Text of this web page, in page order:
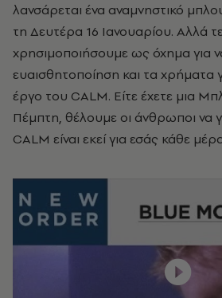
λανσάρεται ένα αναμνηστικό
τη Δευτέρα 16 Ιανουαρίου. Αλλά
χρησιμοποιήσουμε ως όχημα για
ευαισθητοποίηση και τα χρήματα
έργο του CALM. Είτε έχετε μια
Πέμπτη, θέλουμε οι άνθρωποι να
CALM είναι εκεί για εσάς κάθε